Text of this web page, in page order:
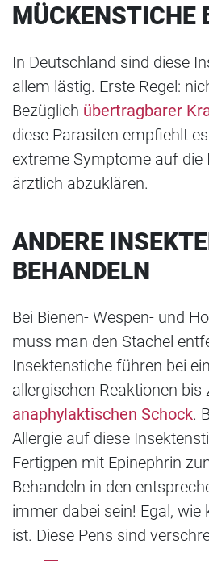
MÜCKENSTICHE
In Deutschland sind diese
allem lästig. Erste Regel:
Bezüglich übertragbarer
diese Parasiten empfiehlt
extreme Symptome auf die
ärztlich abzuklären.
ANDERE
BEHANDELN
Bei Bienen- Wespen- und
muss man den Stachel
Insektenstiche führen bei
allergischen Reaktionen bis
anaphylaktischen Schock.
Allergie auf diese
Fertigpen mit Epinephrin
Behandeln in den
immer dabei sein! Egal,
ist. Diese Pens sind